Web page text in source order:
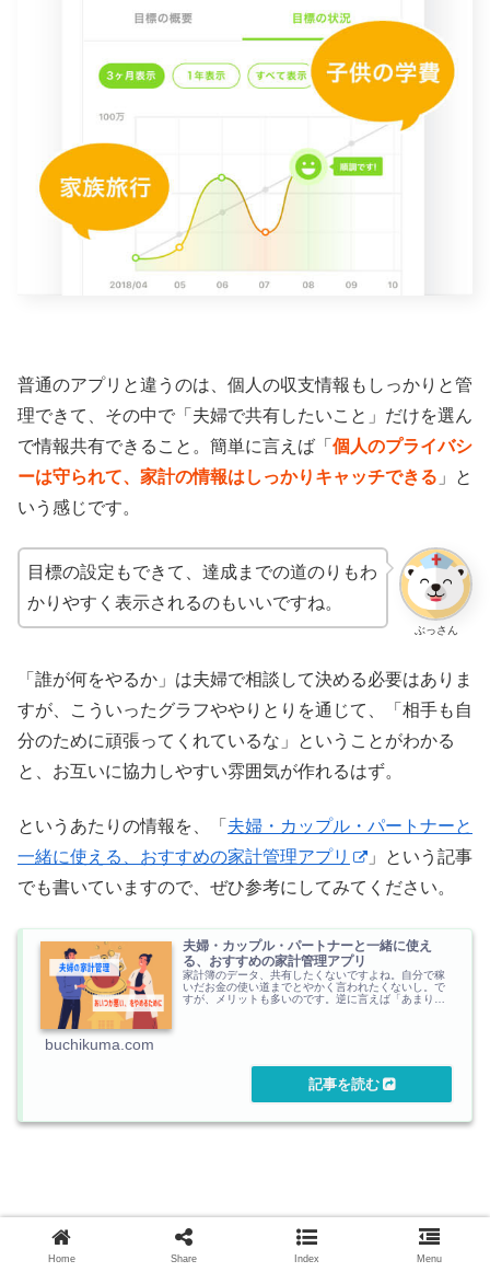
普通のアプリと違うのは、個人の収支情報もしっかりと管
理できて、その中で「夫婦で共有したいこと」だけを選ん
で情報共有できること。簡単に言えば「 個人のプライバシ
ーは守られて、家計の情報はしっかりキャッチできる 」と
いう感じです。
ぶっさん
目標の設定もできて、達成までの道のりもわ
かりやすく表示されるのもいいですね。
「誰が何をやるか」は夫婦で相談して決める必要はありま
すが、こういったグラフややりとりを通じて、「相手も自
分のために頑張ってくれているな」ということがわかる
と、お互いに協力しやすい雰囲気が作れるはず。
というあたりの情報を、「 夫婦・カップル・パートナーと
一緒に使える、おすすめの家計管理アプリ
」という記事
でも書いていますので、ぜひ参考にしてみてください。
夫婦・カップル・パートナーと一緒に使え
る、おすすめの家計管理アプリ
家計簿のデータ、共有したくないですよね。自分で稼
いだお金の使い道までとやかく言われたくないし。で
すが、メリットも多いのです。逆に言えば「あまりし
buchikuma.com
Home Share Index Menu